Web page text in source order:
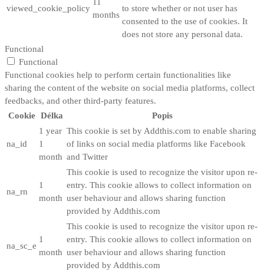
viewed_cookie_policy
months
to store whether or not user has
consented to the use of cookies. It
does not store any personal data.
Functional
Functional
Functional cookies help to perform certain functionalities like
sharing the content of the website on social media platforms, collect
feedbacks, and other third-party features.
Cookie Délka Popis
na_id
1 year
1
month
This cookie is set by Addthis.com to enable sharing
of links on social media platforms like Facebook
and Twitter
na_rn
1
month
This cookie is used to recognize the visitor upon re-
entry. This cookie allows to collect information on
user behaviour and allows sharing function
provided by Addthis.com
na_sc_e
1
month
This cookie is used to recognize the visitor upon re-
entry. This cookie allows to collect information on
user behaviour and allows sharing function
provided by Addthis.com